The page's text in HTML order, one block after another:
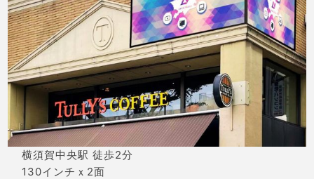
横須賀中央駅 徒歩2分
130インチｘ2面